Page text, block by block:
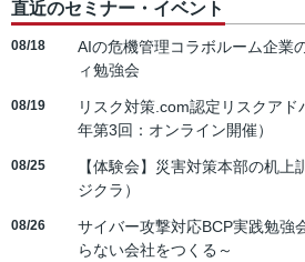
直近のセミナー・イベント
08/18
AIの危機管理コラボルーム企業
ィ勉強会
08/19
リスク対策.com認定リスクア
年第3回：オンライン開催）
08/25
【体験会】災害対策本部の机
ジクラ）
08/26
サイバー攻撃対応BCP実践勉強
らない会社をつくる～